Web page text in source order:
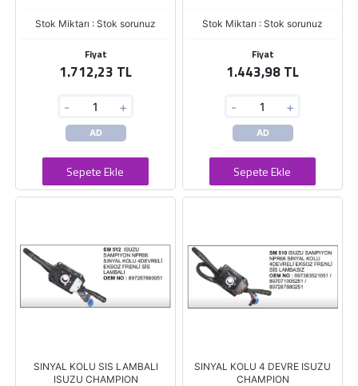
Stok Miktarı : Stok sorunuz
Fiyat
1.712,23 TL
- +
AD
Sepete Ekle
Stok Miktarı : Stok sorunuz
Fiyat
1.443,98 TL
- +
AD
Sepete Ekle
SINYAL KOLU SIS LAMBALI
ISUZU CHAMPION
SINYAL KOLU 4 DEVRE ISUZU
CHAMPION